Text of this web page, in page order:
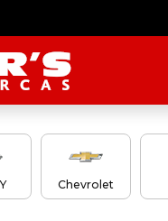
Chevrolet